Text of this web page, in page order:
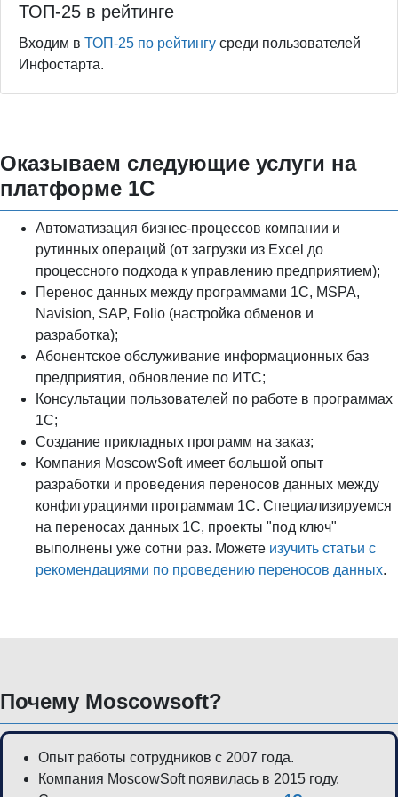
ТОП-25 в рейтинге
Входим в ТОП-25 по рейтингу среди пользователей
Инфостарта.
Оказываем следующие услуги на
платформе 1С
Автоматизация бизнес-процессов компании и
рутинных операций (от загрузки из Excel до
процессного подхода к управлению предприятием);
Перенос данных между программами 1С, MSPA,
Navision, SAP, Folio (настройка обменов и
разработка);
Абонентское обслуживание информационных баз
предприятия, обновление по ИТС;
Консультации пользователей по работе в программах
1С;
Создание прикладных программ на заказ;
Компания MoscowSoft имеет большой опыт
разработки и проведения переносов данных между
конфигурациями программам 1С. Специализируемся
на переносах данных 1С, проекты "под ключ"
выполнены уже сотни раз. Можете изучить статьи с
рекомендациями по проведению переносов данных.
Почему Moscowsoft?
Опыт работы сотрудников с 2007 года.
Компания MoscowSoft появилась в 2015 году.